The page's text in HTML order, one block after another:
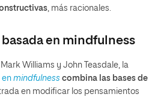
, más racionales.
en mindfulness
Williams y John Teasdale, la
en mindfulness combina las bases de
en modificar los pensamientos